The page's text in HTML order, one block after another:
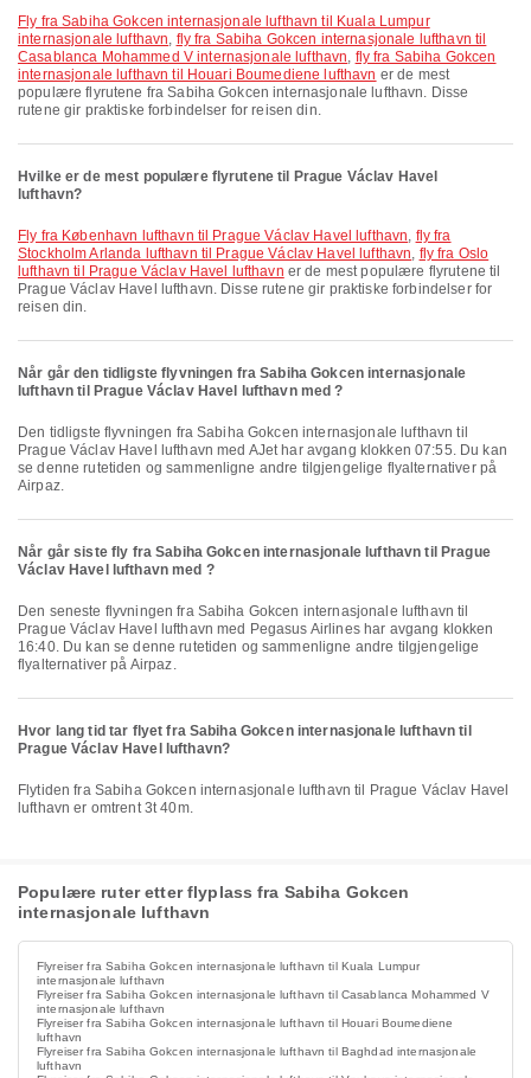
fly fra Sabiha Gokcen internasjonale lufthavn til Kuala Lumpur
internasjonale lufthavn, fly fra Sabiha Gokcen internasjonale lufthavn til
Casablanca Mohammed V internasjonale lufthavn, fly fra Sabiha Gokcen
internasjonale lufthavn til Houari Boumediene lufthavn er de mest
populære flyrutene fra Sabiha Gokcen internasjonale lufthavn. Disse
rutene gir praktiske forbindelser for reisen din.
Hvilke er de mest populære flyrutene til Prague Václav Havel
lufthavn?
fly fra København lufthavn til Prague Václav Havel lufthavn, fly fra
Stockholm Arlanda lufthavn til Prague Václav Havel lufthavn, fly fra Oslo
lufthavn til Prague Václav Havel lufthavn er de mest populære flyrutene til
Prague Václav Havel lufthavn. Disse rutene gir praktiske forbindelser for
reisen din.
Når går den tidligste flyvningen fra Sabiha Gokcen internasjonale
lufthavn til Prague Václav Havel lufthavn med ?
Den tidligste flyvningen fra Sabiha Gokcen internasjonale lufthavn til
Prague Václav Havel lufthavn med AJet har avgang klokken 07:55. Du kan
se denne rutetiden og sammenligne andre tilgjengelige flyalternativer på
Airpaz.
Når går siste fly fra Sabiha Gokcen internasjonale lufthavn til Prague
Václav Havel lufthavn med ?
Den seneste flyvningen fra Sabiha Gokcen internasjonale lufthavn til
Prague Václav Havel lufthavn med Pegasus Airlines har avgang klokken
16:40. Du kan se denne rutetiden og sammenligne andre tilgjengelige
flyalternativer på Airpaz.
Hvor lang tid tar flyet fra Sabiha Gokcen internasjonale lufthavn til
Prague Václav Havel lufthavn?
Flytiden fra Sabiha Gokcen internasjonale lufthavn til Prague Václav Havel
lufthavn er omtrent 3t 40m.
Populære ruter etter flyplass fra Sabiha Gokcen
internasjonale lufthavn
Flyreiser fra Sabiha Gokcen internasjonale lufthavn til Kuala Lumpur
internasjonale lufthavn
Flyreiser fra Sabiha Gokcen internasjonale lufthavn til Casablanca Mohammed V
internasjonale lufthavn
Flyreiser fra Sabiha Gokcen internasjonale lufthavn til Houari Boumediene
lufthavn
Flyreiser fra Sabiha Gokcen internasjonale lufthavn til Baghdad internasjonale
lufthavn